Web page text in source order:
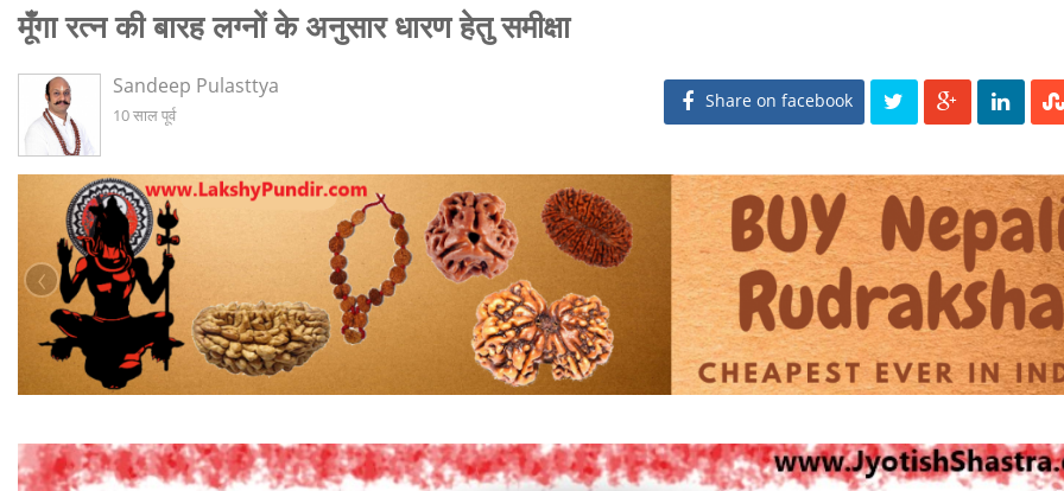
मूँगा रत्न की बारह लग्नों के अनुसार धारण हेतु समीक्षा
Sandeep Pulasttya
10 साल पूर्व
Share on facebook
‹